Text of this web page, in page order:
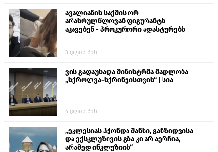
ავალიანის საქმის ორ
არასრულწლოვან ფიგურანტს
აკავებენ - პროკურორი ადასტურებს
3 დღის წინ
ვის გადაუხადა მინისტრმა მადლობა
„სქროლვა-სქრინვისთვის“ | სია
4 დღის წინ
„ეკლესიას ჰქონდა შანსი, განზიდვისა
და ექსკლუზივის გზა კი არ აერჩია,
არამედ ინკლუზიის“